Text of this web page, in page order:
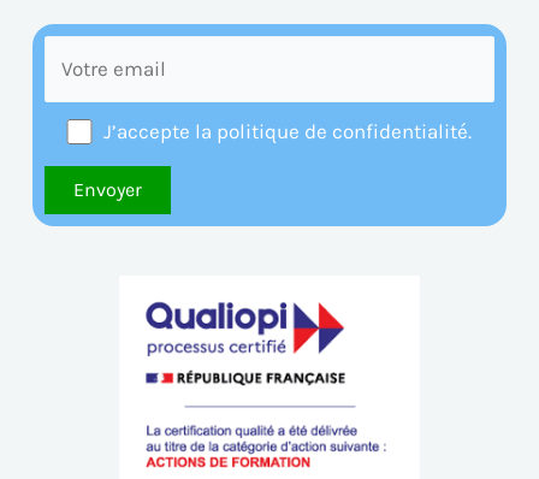
J’accepte la politique de confidentialité.